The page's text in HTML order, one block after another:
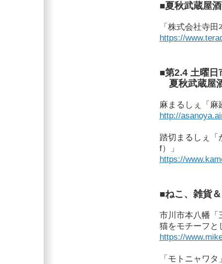
■夏秋武蔵屋
「株式会社寺田
https://
■第2.4 土曜日
夏秋武蔵屋
麻まるしぇ「麻
http://
踏切まるしぇ「
f）」
https://
■ねこ、雑貨
市川市本八幡「
猫をモチーフと
https://
「モトニャワタ